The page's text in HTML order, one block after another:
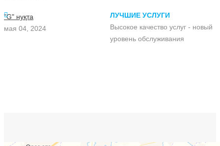
"G" нуқта
мая 04, 2024
ЛУЧШИЕ УСЛУГИ
Высокое качество услуг - новый
уровень обслуживания